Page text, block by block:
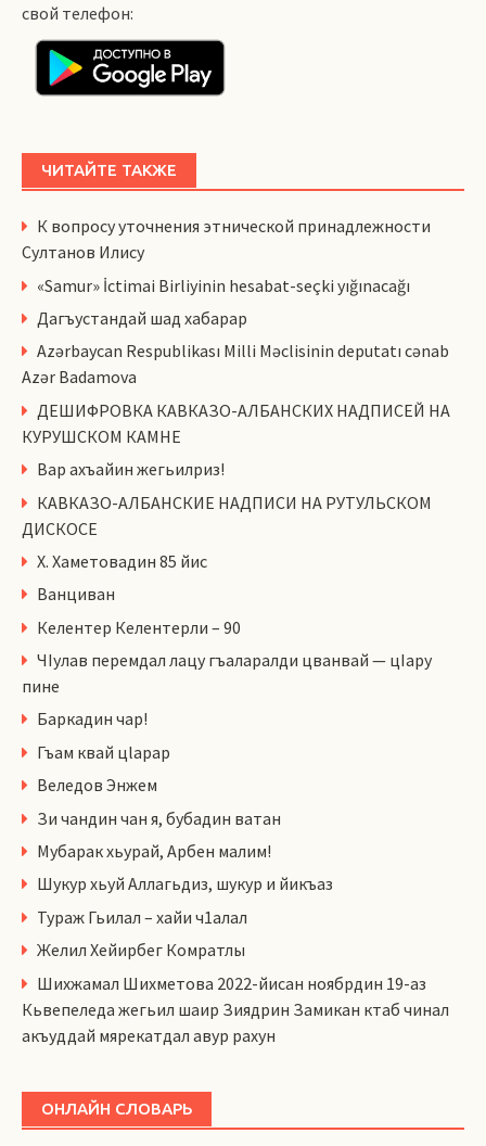
свой телефон:
ЧИТАЙТЕ ТАКЖЕ
К вопросу уточнения этнической принадлежности
Султанов Илису
«Samur» İctimai Birliyinin hesabat-seçki yığınacağı
Дагъустандай шад хабарар
Azərbaycan Respublikası Milli Məclisinin deputatı cənab
Azər Badamova
ДЕШИФРОВКА КАВКАЗО-АЛБАНСКИХ НАДПИСЕЙ НА
КУРУШСКОМ КАМНЕ
Вар ахъайин жегьилриз!
КАВКАЗО-АЛБАНСКИЕ НАДПИСИ НА РУТУЛЬСКОМ
ДИСКОСЕ
Х. Хаметовадин 85 йис
Ванциван
Келентер Келентерли – 90
ЧIулав перемдал лацу гъаларалди цванвай — цIару
пине
Баркадин чар!
Гъам квай цlарар
Веледов Энжем
Зи чандин чан я, бубадин ватан
Мубарак хьурай, Арбен малим!
Шукур хьуй Аллагьдиз, шукур и йикъаз
Тураж Гьилал – хайи ч1алал
Желил Хейирбег Комратлы
Шихжамал Шихметова 2022-йисан ноябрдин 19-аз
Кьвепеледа жегьил шаир Зиядрин Замикан ктаб чинал
акъуддай мярекатдал авур рахун
ОНЛАЙН СЛОВАРЬ